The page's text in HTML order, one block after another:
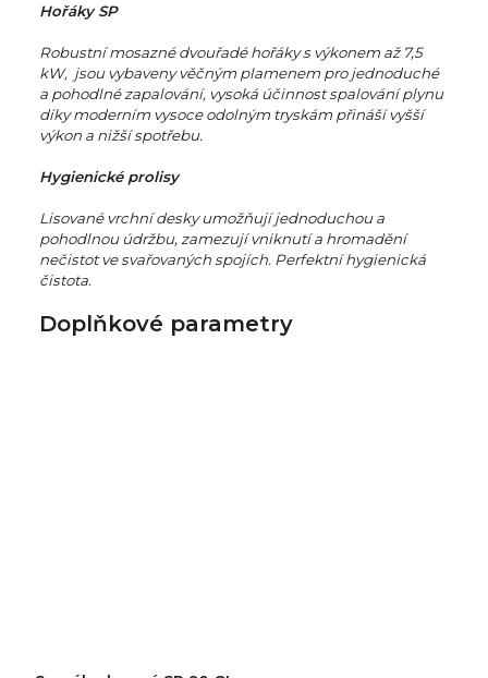
Hořáky SP
Robustní mosazné dvouřadé hořáky s výkonem až 7,5
kW, jsou vybaveny věčným plamenem pro jednoduché
a pohodlné zapalování, vysoká účinnost spalování plynu
díky moderním vysoce odolným tryskám přináší vyšší
výkon a nižší spotřebu.
Hygienické prolisy
Lisované vrchní desky umožňují jednoduchou a
pohodlnou údržbu, zamezují vniknutí a hromadění
nečistot ve svařovaných spojích. Perfektní hygienická
čistota.
Doplňkové parametry